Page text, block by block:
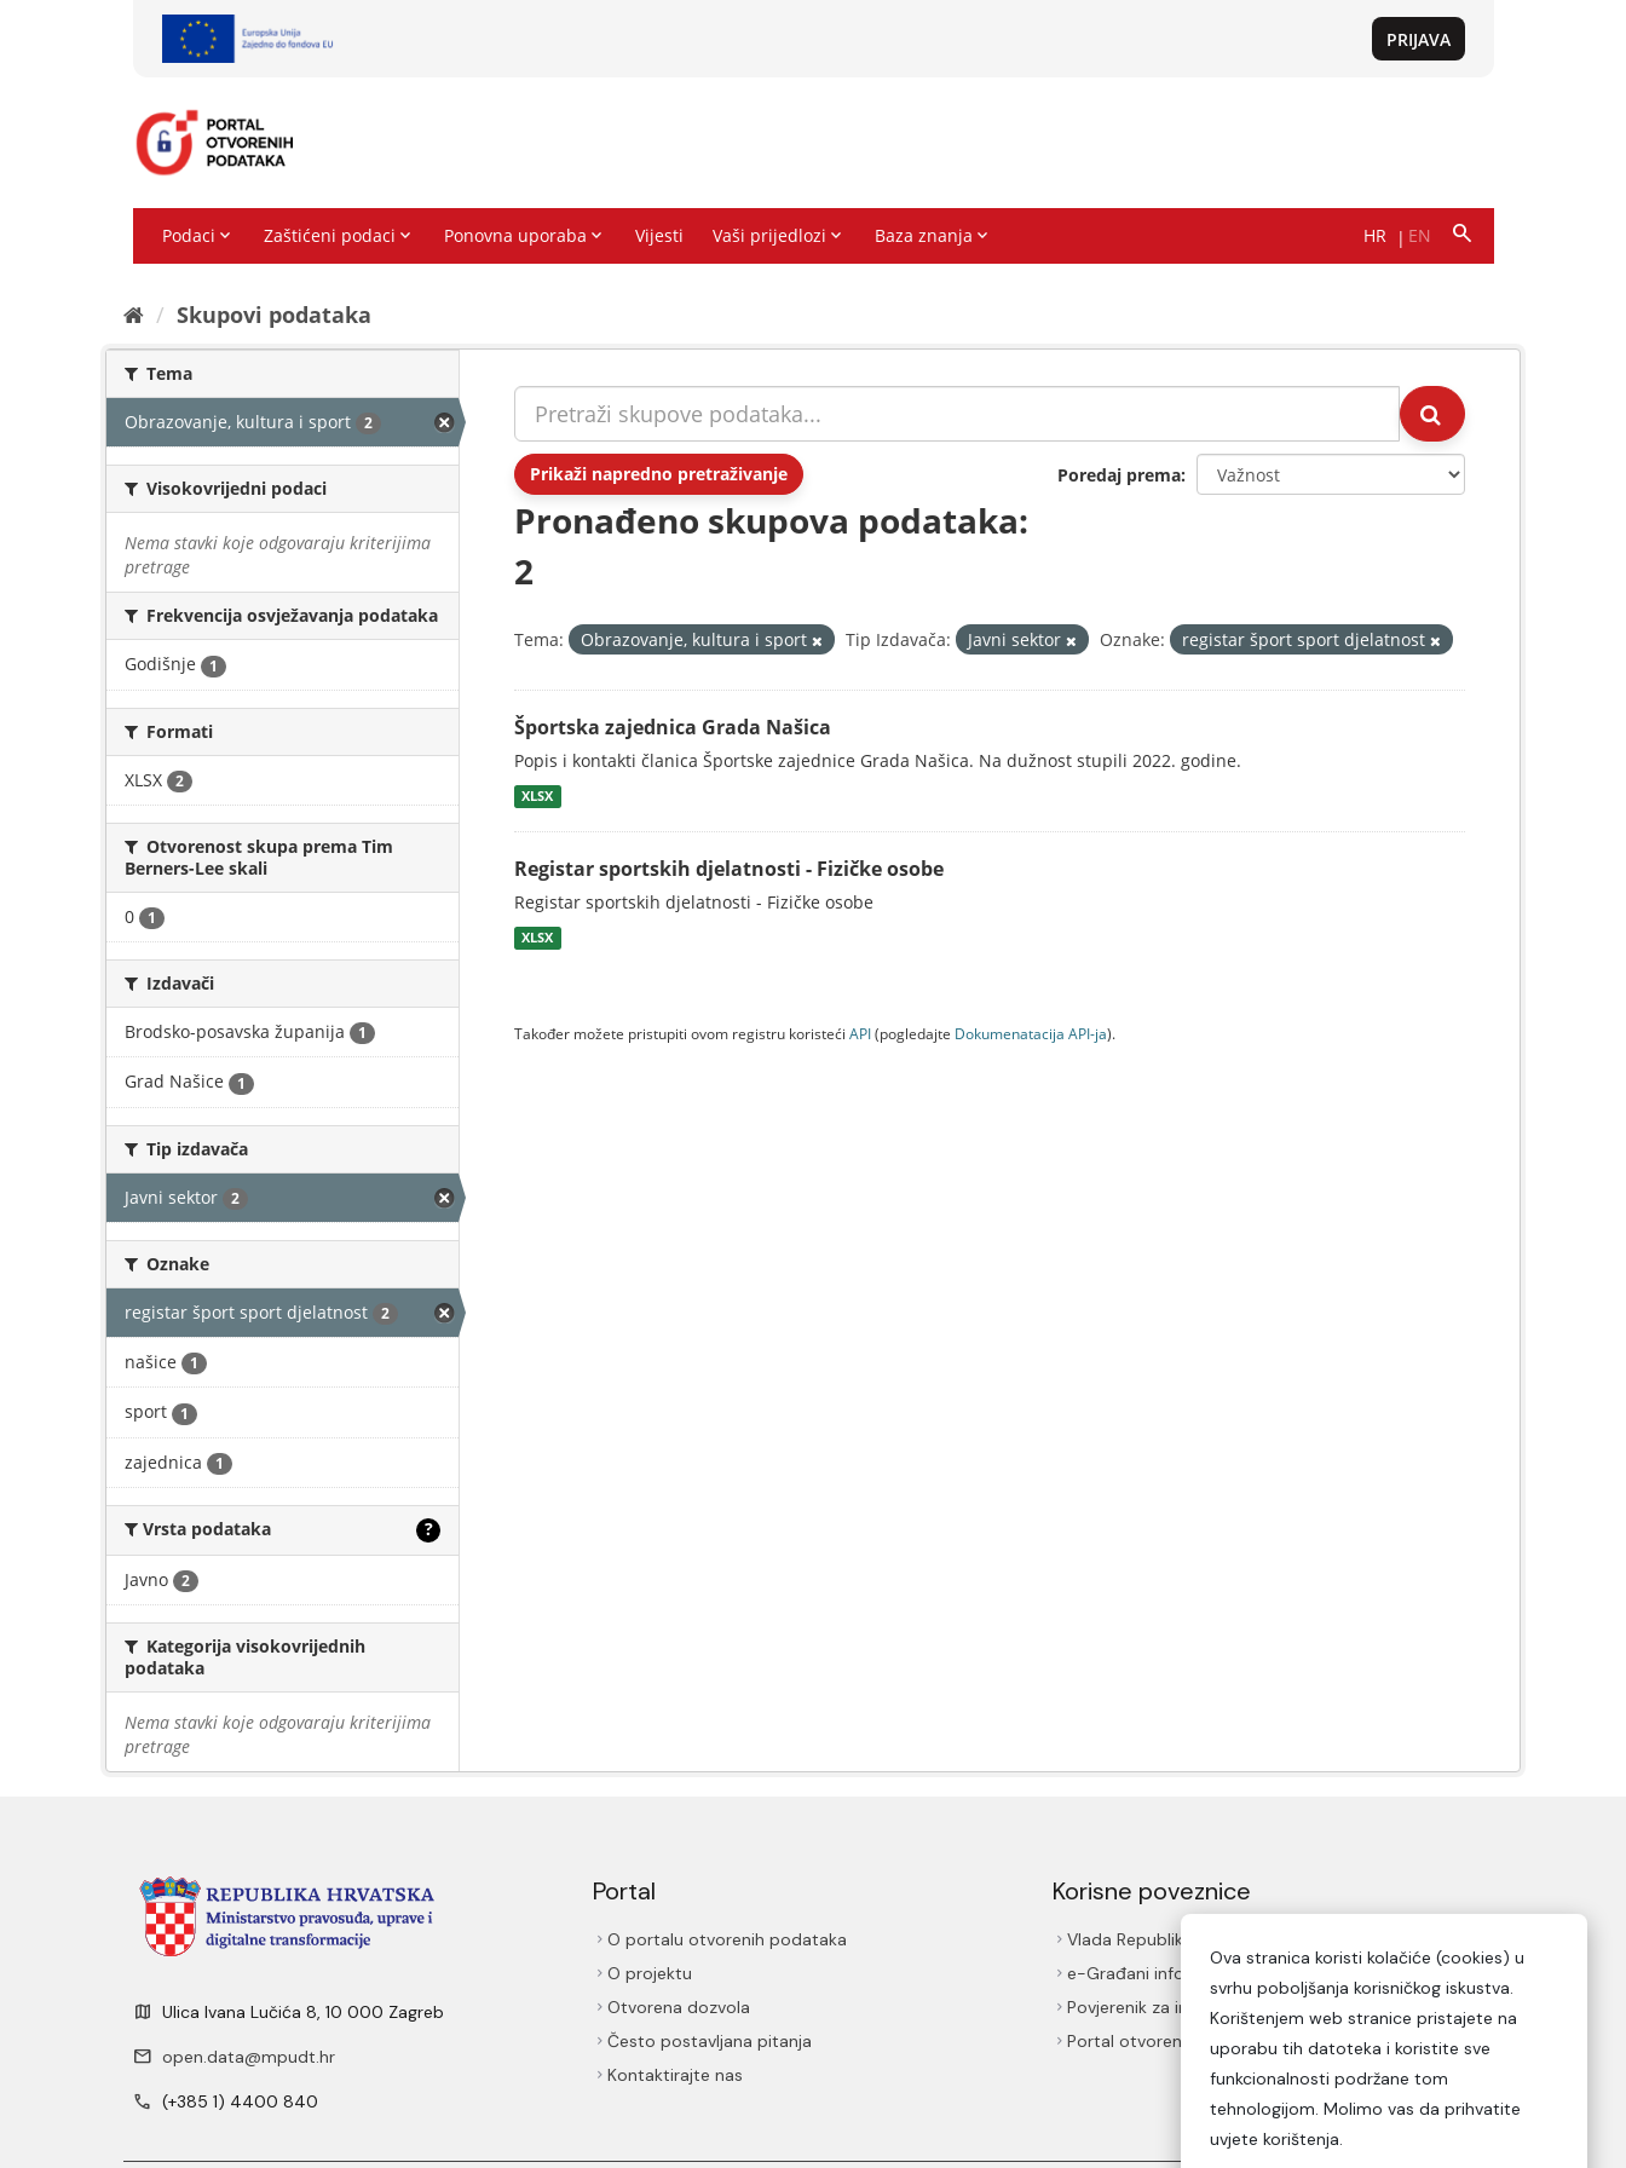
Skupovi podаtаkа
Tema
Obrazovanje, kultura i sport 2
Visokovrijedni podaci
Nema stavki koje odgovaraju kriterijima
pretrage
Frekvencija osvježavanja podataka
Godišnje 1
Formati
XLSX 2
Otvorenost skupa prema Tim
Berners-Lee skali
0 1
Izdavači
Brodsko-posavska županija 1
Grad Našice 1
Tip izdavača
Javni sektor 2
Oznake
registar šport sport djelatnost 2
našice 1
sport 1
zajednica 1
Vrsta podataka ?
Javno 2
Kategorija visokovrijednih
podataka
Nema stavki koje odgovaraju kriterijima
pretrage
Prikaži napredno pretraživanje Poredaj prema
Pronađeno skupova podataka:
2
Tema: Obrazovanje, kultura i sport Tip Izdavača: Javni sektor Oznake: registar šport sport djelatnost
Športska zajednica Grada Našica
Popis i kontakti članica Športske zajednice Grada Našica. Na dužnost stupili 2022. godine.
XLSX
Registar sportskih djelatnosti - Fizičke osobe
Registar sportskih djelatnosti - Fizičke osobe
XLSX
Također možete pristupiti ovom registru koristeći API(pogledajte Dokumenаtаcijа API-jа).